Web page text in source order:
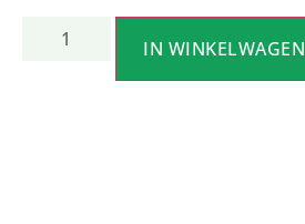
IN WINKELWAGEN